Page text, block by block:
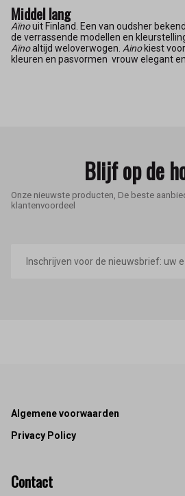
Middel lang
Aïnouit Finland. Een van oudsher
de verrassende modellen en
Aïnoaltijd weloverwogen. Ainokiest
kleuren en pasvormen vrouw elegant
Blijf op de
Onze nieuwste producten, De beste
klantenvoordeel
mailadres
Footer
Algemene voorwaarden
Privacy Policy
Contact